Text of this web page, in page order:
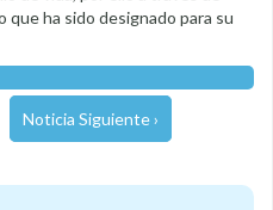
ha sido designado para su
Noticia Siguiente ›